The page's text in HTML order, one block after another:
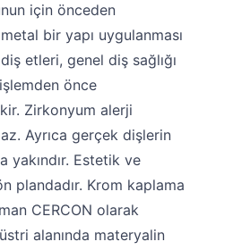
için önceden
bir yapı uygulanması
etleri, genel diş sağlığı
önce
Zirkonyum alerji
Ayrıca gerçek dişlerin
yakındır. Estetik ve
plandadır. Krom kaplama
CERCON olarak
alanında materyalin